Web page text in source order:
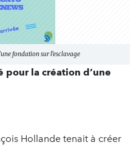
fondation sur l’esclavage
pour la création d’une
Hollande tenait à créer